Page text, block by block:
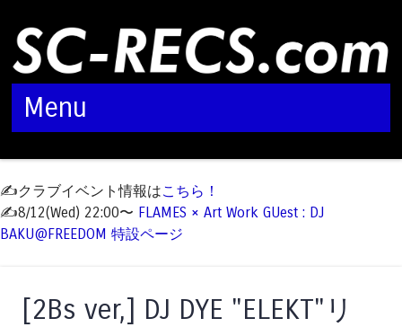
Menu
✍️クラブイベント情報はこちら！
✍️8/12(Wed) 22:00〜 FLAMES × Art Work GUest : DJ
BAKU@FREEDOM 特設ページ
[2Bs ver,] DJ DYE "ELEKT"リ